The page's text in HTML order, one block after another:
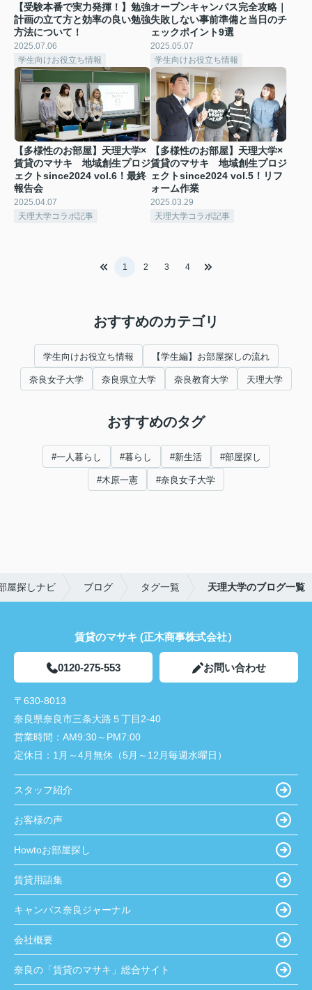
【受験本番で実力発揮！】勉強
計画の立て方と効率の良い勉強
方法について！
2025.07.06
学生向けお役立ち情報
オープンキャンパス完全攻略｜
失敗しない事前準備と当日のチ
ェックポイント9選
2025.05.07
学生向けお役立ち情報
【多様性のお部屋】天理大学×
賃貸のマサキ 地域創生プロジ
ェクトsince2024 vol.6！最終
報告会
2025.04.07
天理大学コラボ記事
【多様性のお部屋】天理大学×
賃貸のマサキ 地域創生プロジ
ェクトsince2024 vol.5！リフ
ォーム作業
2025.03.29
天理大学コラボ記事
1 2 3 4
おすすめのカテゴリ
学生向けお役立ち情報 【学生編】お部屋探しの流れ
奈良女子大学 奈良県立大学 奈良教育大学 天理大学
おすすめのタグ
#一人暮らし #暮らし #新生活 #部屋探し
#木原一憲 #奈良女子大学
屋探しナビ ブログ タグ一覧 天理大学のブログ一覧
賃貸のマサキ (正木商事株式会社）
0120-275-553 お問い合わせ
〒630-8013
奈良県奈良市三条大路５丁目2-40
営業時間： AM9:30～PM7:00
定休日： 1月～4月無休（5月～12月毎週水曜日）
スタッフ紹介
お客様の声
Howtoお部屋探し
賃貸用語集
キャンパス奈良ジャーナル
会社概要
奈良の「賃貸のマサキ」総合サイト